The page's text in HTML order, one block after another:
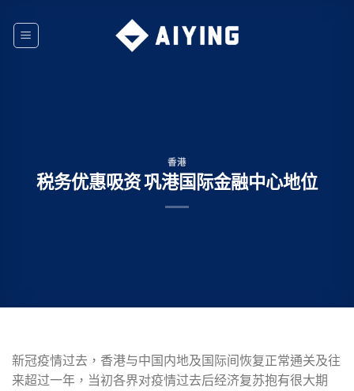
content
香港
税务优惠吸资 巩港国际金融中心地位
新冠疫情过去，香港与中国内地及国际间恢复正常通关及往
来超过一年，当初各界对疫情过去后经济复苏抱有很大期